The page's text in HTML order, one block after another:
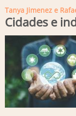
Tanya Jimenez e
Cidades e